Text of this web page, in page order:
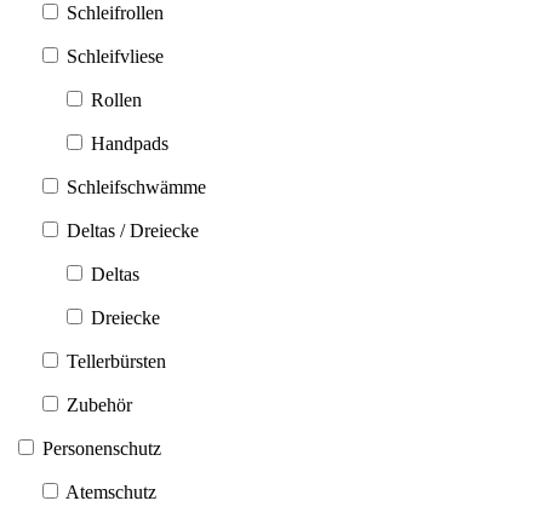
Schleifrollen
Schleifvliese
Rollen
Handpads
Schleifschwämme
Deltas / Dreiecke
Deltas
Dreiecke
Tellerbürsten
Zubehör
Personenschutz
Atemschutz